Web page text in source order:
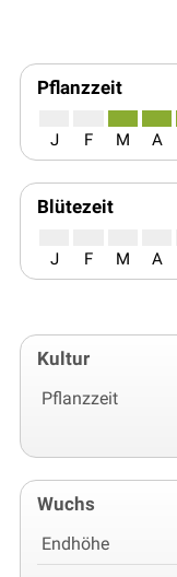
Pflanzzeit
J F M A
Blütezeit
J F M A
Kultur
Pflanzzeit
Wuchs
Endhöhe